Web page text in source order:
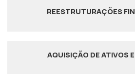
REESTRUTURAÇÕES
AQUISIÇÃO DE ATIVOS